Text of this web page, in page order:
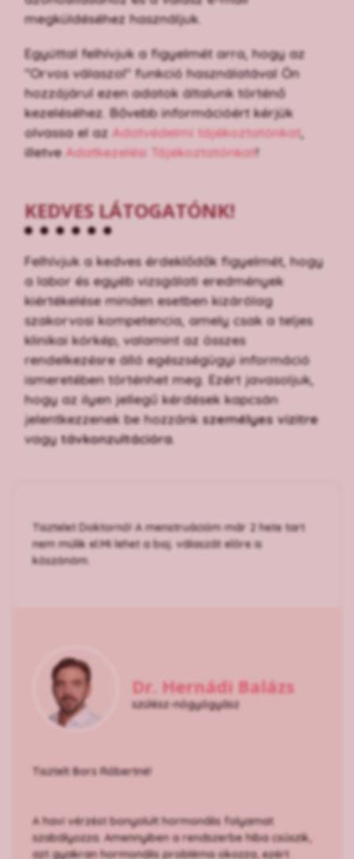
megküldéséhez használjuk.
Egyúttal felhívjuk a figyelmét arra, hogy az
"Orvos válaszol" funkció használatával Ön
hozzájárul ezen adatok általunk történő
kezeléséhez. Bővebb információért kérjük
olvassa el az Adatvédelmi tájékoztatónkat,
illetve Adatkezelési Tájékoztatónkat!
KEDVES LÁTOGATÓNK!
Felhívjuk a kedves érdeklődők figyelmét, hogy
a labor és egyéb vizsgálati eredmények
kiértékelése minden esetben kizárólag
szakorvosi kompetencia, amely csak a teljes
klinikai kórkép, valamint az összes
rendelkezésre álló egészségügyi információ
ismeretében történhet meg. Ezért javasoljuk,
hogy az ilyen jellegű kérdések kapcsán
jelentkezzenek be hozzánk személyes vizitre
vagytávkonzultációra.
Tisztelet Doktornő! A menstruációm már 2 hete tart
nem múlik el.Mi lehet a baj. válaszát előre is
köszönöm.
Dr. Hernádi Balázs
szülész-nőgyógyász
Tisztelt Bors Róbertné!
A havi vérzést bonyolult hormonális folyamat
szabályozza. Amennyiben a rendszerbe hiba csúszik,
azt gyakran hormonális probléma okozza, ezért